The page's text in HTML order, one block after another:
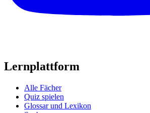
Lernplattform
Alle Fächer
Quiz spielen
Glossar und Lexikon